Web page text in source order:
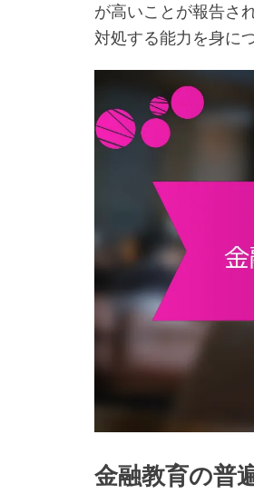
が高いことが報告さ
対処する能力を身に
金融教育の普